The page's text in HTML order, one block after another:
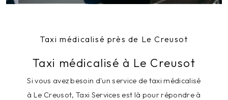
Taxi médicalisé près de Le Creusot
Taxi médicalisé à Le Creusot
Si vous avez besoin d'un service de taxi médicalisé
à Le Creusot, Taxi Services est là pour répondre à